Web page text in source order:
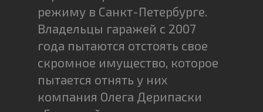
режиму в Санкт-Петербурге.
Владельцы гаражей с 2007
года пытаются отстоять свое
скромное имущество, которое
пытается отнять у них
компания Олега Дерипаски